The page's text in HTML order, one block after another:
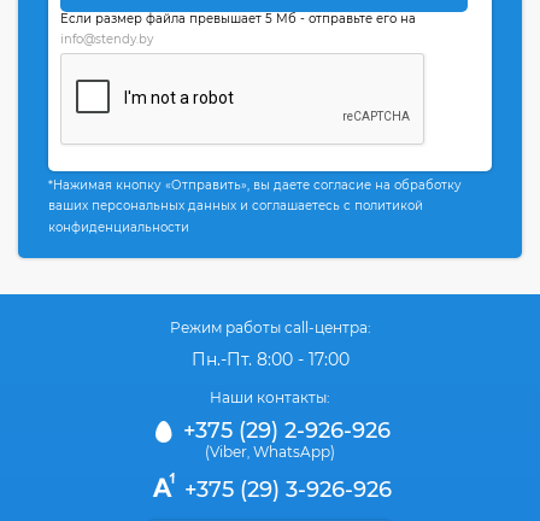
Если размер файла превышает 5 Мб - отправьте его на
info@stendy.by
*Нажимая кнопку «Отправить», вы даете согласие на обработку
ваших персональных данных и соглашаетесь с политикой
конфиденциальности
Режим работы call-центра:
Пн.-Пт. 8:00 - 17:00
Наши контакты:
+375 (29) 2-926-926
(Viber WhatsApp)
+375 (29) 3-926-926